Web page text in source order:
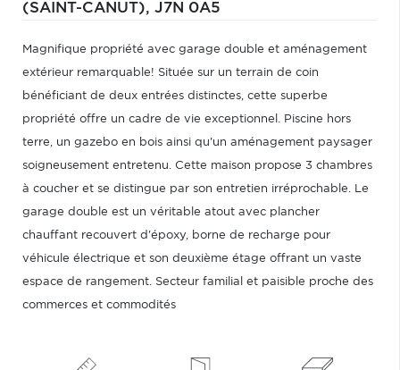
(SAINT-CANUT), J7N 0A5
Magnifique propriété avec garage double et aménagement
extérieur remarquable! Située sur un terrain de coin
bénéficiant de deux entrées distinctes, cette superbe
propriété offre un cadre de vie exceptionnel. Piscine hors
terre, un gazebo en bois ainsi qu'un aménagement paysager
soigneusement entretenu. Cette maison propose 3 chambres
à coucher et se distingue par son entretien irréprochable. Le
garage double est un véritable atout avec plancher
chauffant recouvert d'époxy, borne de recharge pour
véhicule électrique et son deuxième étage offrant un vaste
espace de rangement. Secteur familial et paisible proche des
commerces et commodités